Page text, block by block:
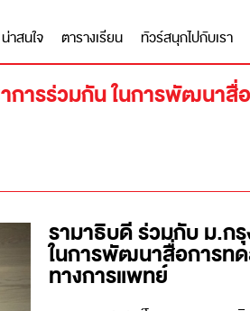
าสนใจ ตารางเรียน ทัวร์สนุกไปกับเรา
ารร่วมกัน ในการพัฒนาสื่
รามาธิบดี ร่วมกับ ม.ก
ในการพัฒนาสื่อการทด
ทางการแพทย์